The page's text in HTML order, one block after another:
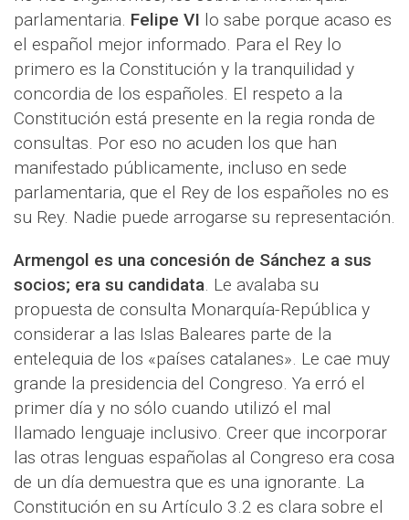
parlamentaria. Felipe VI lo sabe porque acaso es
el español mejor informado. Para el Rey lo
primero es la Constitución y la tranquilidad y
concordia de los españoles. El respeto a la
Constitución está presente en la regia ronda de
consultas. Por eso no acuden los que han
manifestado públicamente, incluso en sede
parlamentaria, que el Rey de los españoles no es
su Rey. Nadie puede arrogarse su representación.
Armengol es una concesión de Sánchez a sus
socios; era su candidata. Le avalaba su
propuesta de consulta Monarquía-República y
considerar a las Islas Baleares parte de la
entelequia de los «países catalanes». Le cae muy
grande la presidencia del Congreso. Ya erró el
primer día y no sólo cuando utilizó el mal
llamado lenguaje inclusivo. Creer que incorporar
las otras lenguas españolas al Congreso era cosa
de un día demuestra que es una ignorante. La
Constitución en su Artículo 3.2 es clara sobre el